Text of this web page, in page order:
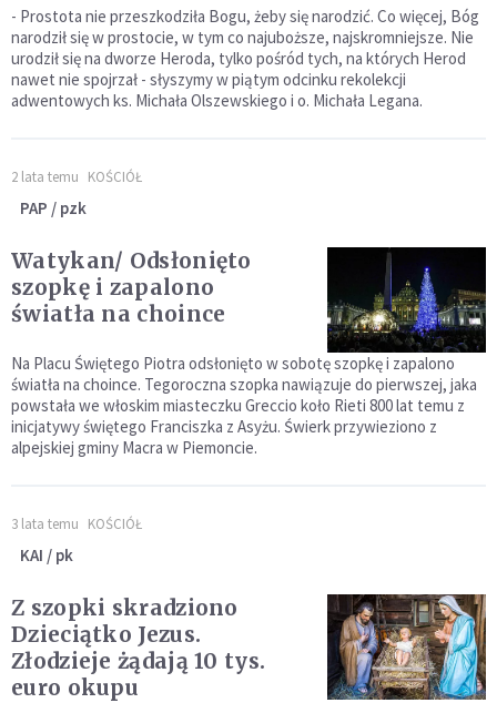
- Prostota nie przeszkodziła Bogu, żeby się narodzić. Co więcej, Bóg
narodził się w prostocie, w tym co najuboższe, najskromniejsze. Nie
urodził się na dworze Heroda, tylko pośród tych, na których Herod
nawet nie spojrzał - słyszymy w piątym odcinku rekolekcji
adwentowych ks. Michała Olszewskiego i o. Michała Legana.
2 lata temu KOŚCIÓŁ
PAP / pzk
Watykan/ Odsłonięto
szopkę i zapalono
światła na choince
Na Placu Świętego Piotra odsłonięto w sobotę szopkę i zapalono
światła na choince. Tegoroczna szopka nawiązuje do pierwszej, jaka
powstała we włoskim miasteczku Greccio koło Rieti 800 lat temu z
inicjatywy świętego Franciszka z Asyżu. Świerk przywieziono z
alpejskiej gminy Macra w Piemoncie.
3 lata temu KOŚCIÓŁ
KAI / pk
Z szopki skradziono
Dzieciątko Jezus.
Złodzieje żądają 10 tys.
euro okupu